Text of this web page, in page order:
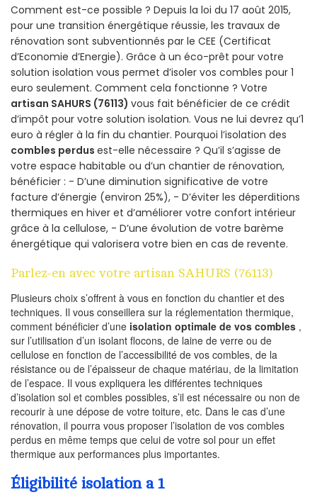
Comment est-ce possible ? Depuis la loi du 17 août 2015,
pour une transition énergétique réussie, les travaux de
rénovation sont subventionnés par le CEE (Certificat
d’Economie d’Energie). Grâce à un éco-prêt pour votre
solution isolation vous permet d’isoler vos combles pour 1
euro seulement. Comment cela fonctionne ? Votre
artisan SAHURS (76113) vous fait bénéficier de ce crédit
d’impôt pour votre solution isolation. Vous ne lui devrez qu’1
euro à régler à la fin du chantier. Pourquoi l’isolation des
combles perdus est-elle nécessaire ? Qu’il s’agisse de
votre espace habitable ou d’un chantier de rénovation,
bénéficier : - D’une diminution significative de votre
facture d’énergie (environ 25%), - D’éviter les déperditions
thermiques en hiver et d’améliorer votre confort intérieur
grâce à la cellulose, - D’une évolution de votre barème
énergétique qui valorisera votre bien en cas de revente.
Parlez-en avec votre artisan SAHURS (76113)
Plusieurs choix s’offrent à vous en fonction du chantier et des
techniques. Il vous conseillera sur la réglementation thermique,
comment bénéficier d’une isolation optimale de vos combles ,
sur l’utilisation d’un isolant flocons, de laine de verre ou de
cellulose en fonction de l’accessibilité de vos combles, de la
résistance ou de l’épaisseur de chaque matériau, de la limitation
de l’espace. Il vous expliquera les différentes techniques
d’isolation sol et combles possibles, s’il est nécessaire ou non de
recourir à une dépose de votre toiture, etc. Dans le cas d’une
rénovation, il pourra vous proposer l’isolation de vos combles
perdus en même temps que celui de votre sol pour un effet
thermique aux performances plus importantes.
Éligibilité isolation a 1